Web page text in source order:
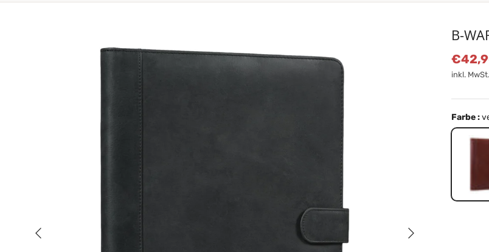
Vorherige Nächste
B-
inkl. MwSt.
Farbe :